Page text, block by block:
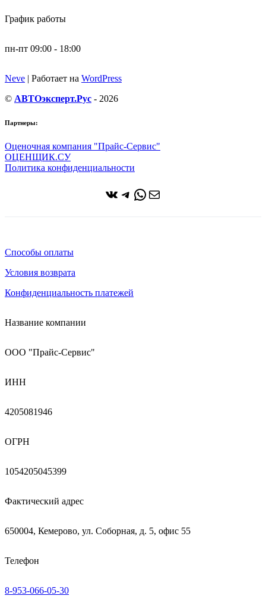
График работы
пн-пт 09:00 - 18:00
Neve | Работает на WordPress
© АВТОэксперт.Рус - 2026
Партнеры:
Оценочная компания "Прайс-Сервис"
ОЦЕНЩИК.СУ
Политика конфиденциальности
ВКонтакте
Telegram
WhatsApp
Почта
Способы оплаты
Условия возврата
Конфиденциальность платежей
Название компании
ООО "Прайс-Сервис"
ИНН
4205081946
ОГРН
1054205045399
Фактический адрес
650004, Кемерово, ул. Соборная, д. 5, офис 55
Телефон
8-953-066-05-30